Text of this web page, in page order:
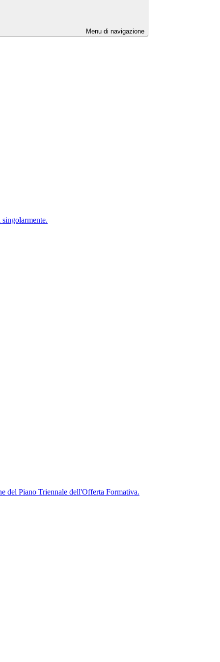
Menu di navigazione
del Piano Triennale dell'Offerta Formativa.